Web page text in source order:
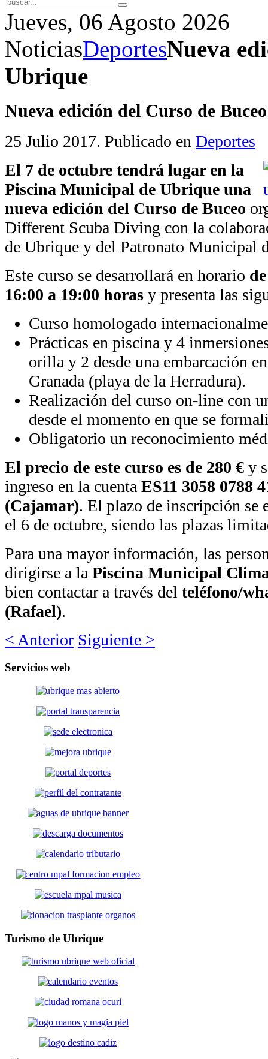
Jueves, 06 Agosto 2026
NoticiasDeportesNueva
Ubrique
Nueva edición del Curso de
25 Julio 2017. Publicado en Deportes
El 7 de octubre tendrá lugar en la
Piscina Municipal de Ubrique una
nueva edición del Curso de Buceo
Different Scuba Diving con la
de Ubrique y del Patronato Municipal
Este curso se desarrollará en horario
16:00 a 19:00 horas y presenta las
Curso homologado
Prácticas en piscina y 4
orilla y 2 desde una embarcación
Granada (playa de la Herradura).
Realización del curso on-line con
desde el momento en que se
Obligatorio un reconocimiento
El precio de este curso es de 280 € y
ingreso en la cuenta ES11 3058 0788
(Cajamar). El plazo de inscripción se
el 6 de octubre, siendo las plazas
Para una mayor información, las
dirigirse a la Piscina Municipal
bien contactar a través del teléfono/
(Rafael).
< Anterior Siguiente >
Servicios web
Turismo de Ubrique